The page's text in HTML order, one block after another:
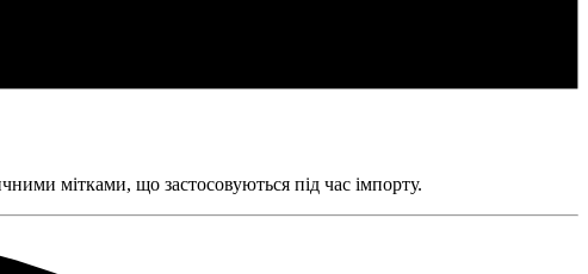
мітками, що застосовуються під час імпорту.